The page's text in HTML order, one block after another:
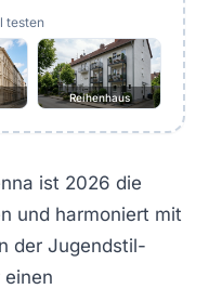
testen
Reihenhaus
ist 2026 die
und harmoniert mit
der Jugendstil-
einen